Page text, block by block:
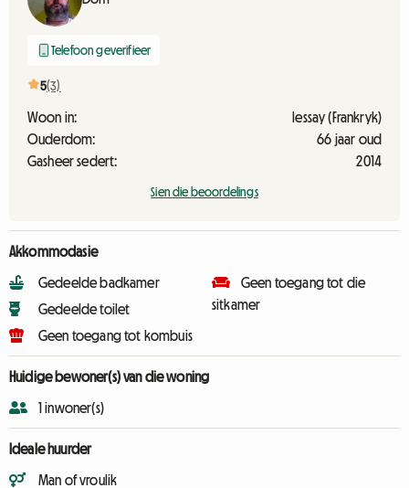
Telefoon geverifieer
5(3)
Woon in:
lessay (Frankryk)
Ouderdom:
66 jaar oud
Gasheer sedert:
2014
Sien die beoordelings
Akkommodasie
Gedeelde badkamer
Gedeelde toilet
Geen toegang tot kombuis
Geen toegang tot die
sitkamer
Huidige bewoner(s) van die woning
1 inwoner(s)
Ideale huurder
Man of vroulik